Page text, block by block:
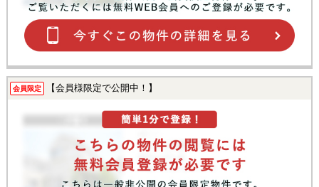
会員限定 【会員様限定で公開中！】